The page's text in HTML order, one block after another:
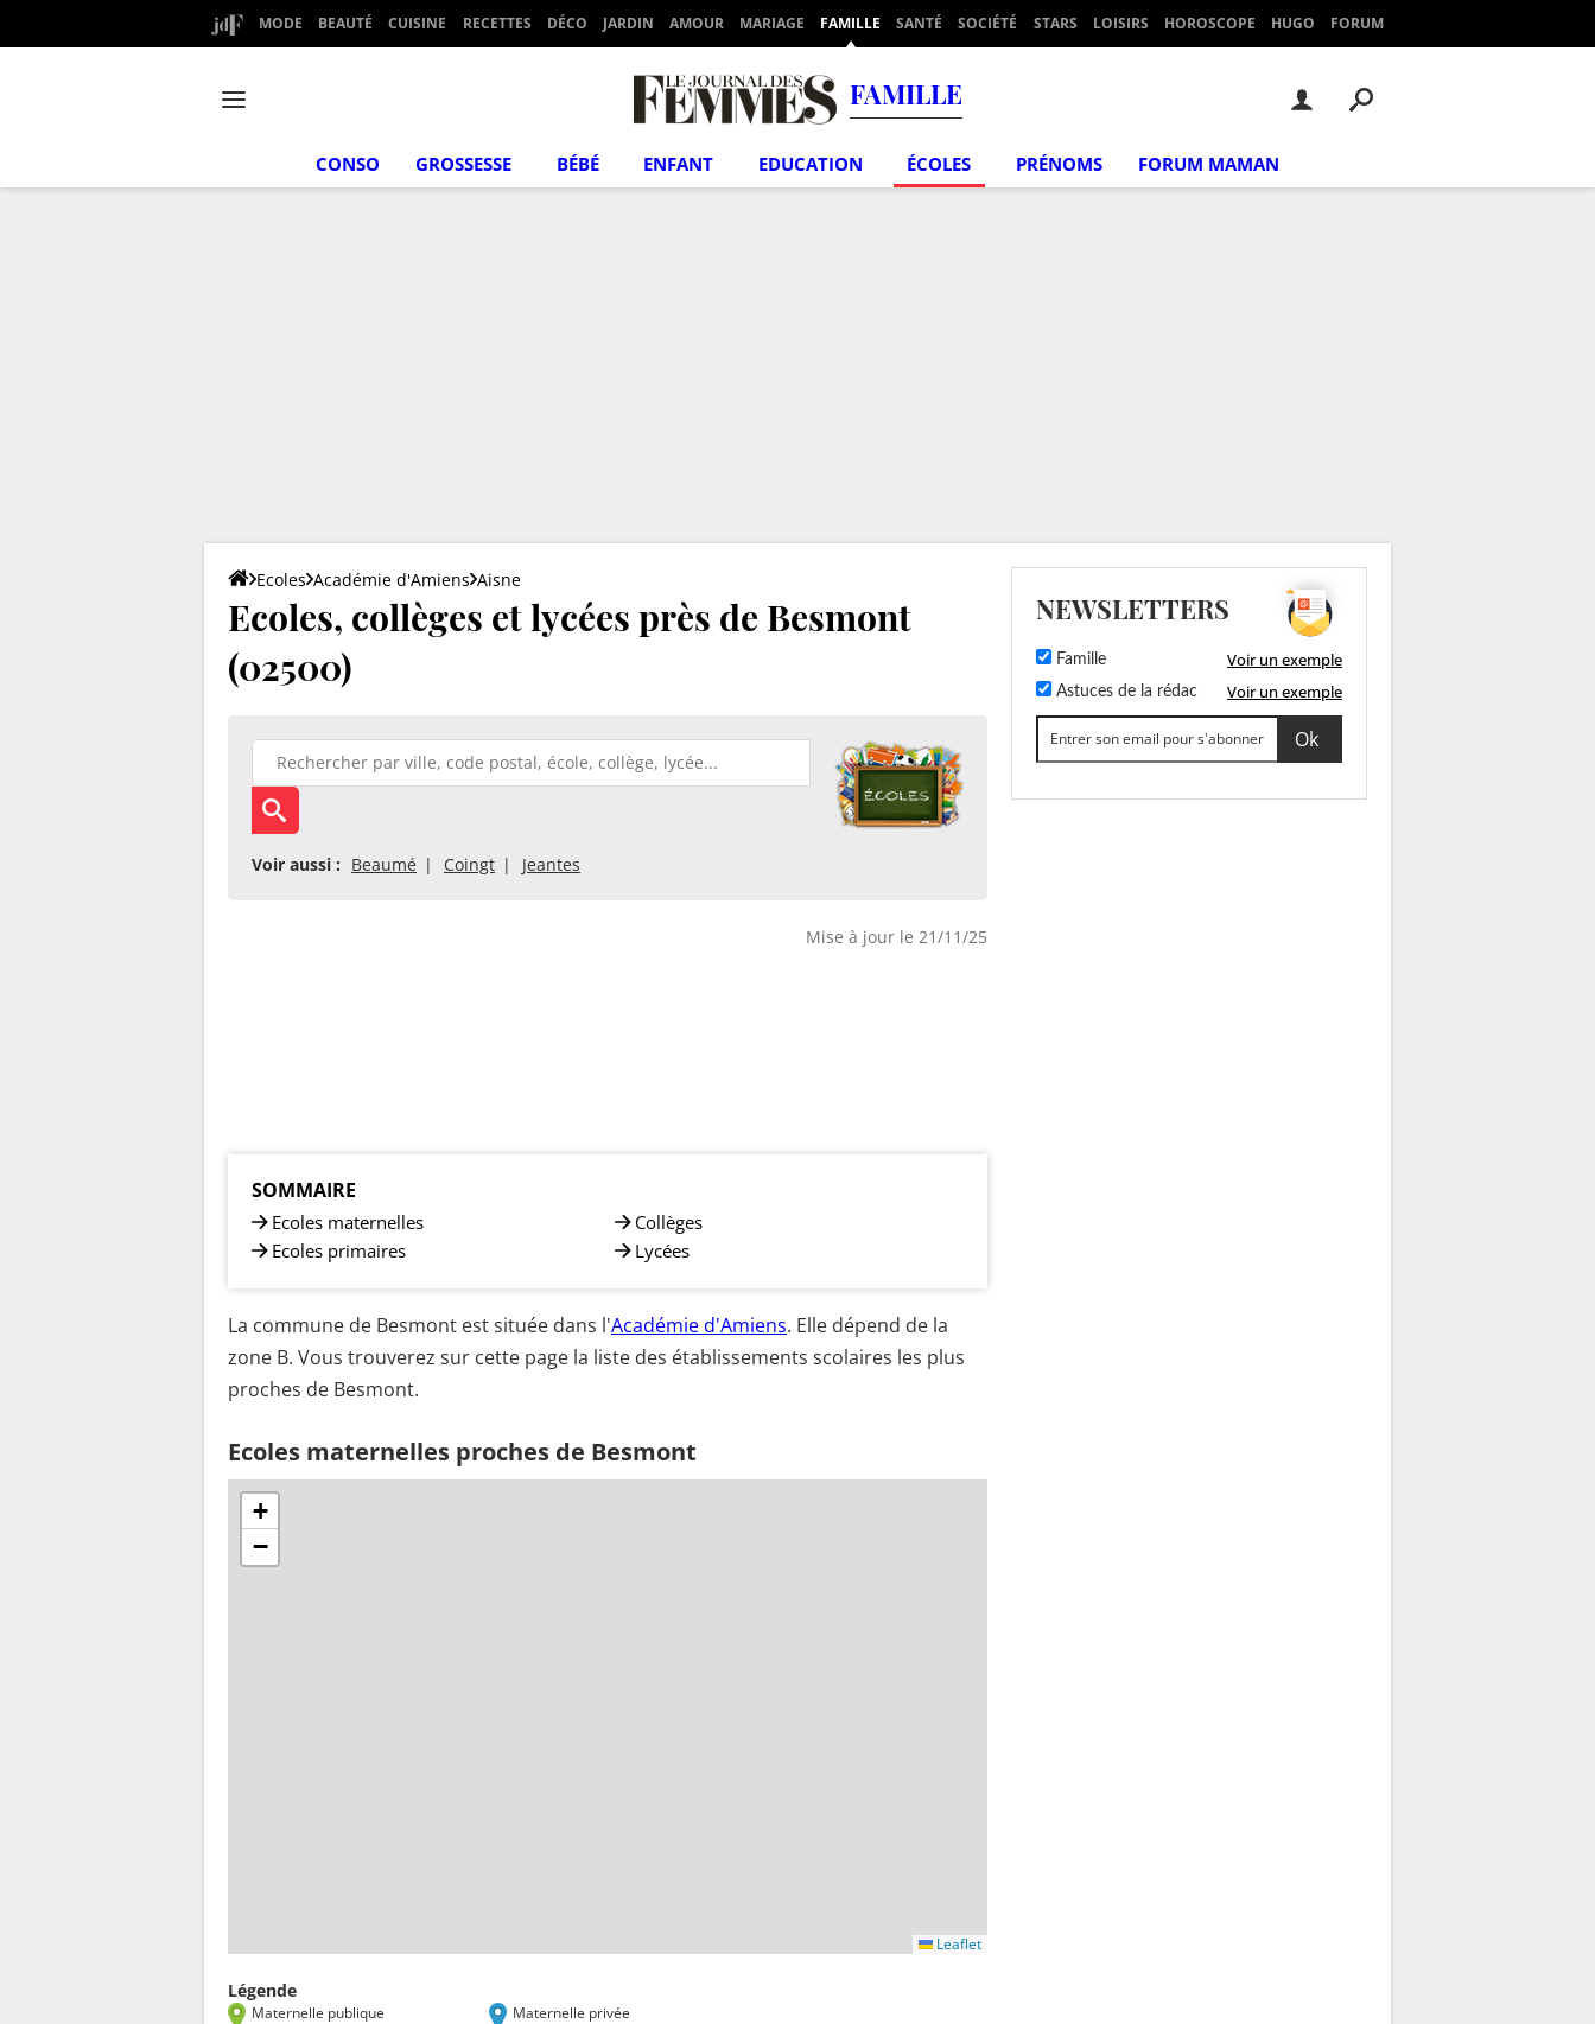
MODE BEAUTÉ CUISINE RECETTES DÉCO JARDIN AMOUR MARIAGE FAMILLE SANTÉ SOCIÉTÉ STARS LOISIRS HOROSCOPE HUGO FORUM
FAMILLE
CONSO GROSSESSE BÉBÉ ENFANT EDUCATION ÉCOLES PRÉNOMS FORUM MAMAN
Ecoles Académie d'Amiens Aisne
Ecoles, collèges et lycées près de Besmont
(02500)
Voir aussi : Beaumé Coingt Jeantes
Mise à jour le 21/11/25
SOMMAIRE
Ecoles maternelles
Ecoles primaires
Collèges
Lycées
La commune de Besmont est située dans l'Académie d'Amiens. Elle dépend de la
zone B. Vous trouverez sur cette page la liste des établissements scolaires les plus
proches de Besmont.
Ecoles maternelles proches de Besmont
+
−
Leaflet
Légende
Maternelle publique Maternelle privée
NEWSLETTERS
Famille Voir un exemple
Astuces de la rédac Voir un exemple